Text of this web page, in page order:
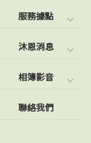
服務據點
沐恩消息
相簿影音
聯絡我們